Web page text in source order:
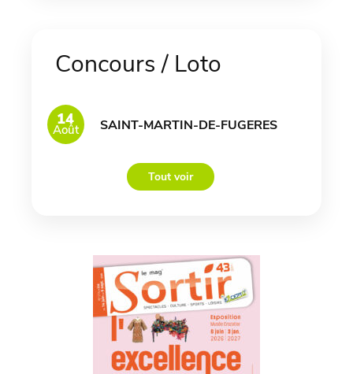
Concours / Loto
14
Août SAINT-MARTIN-DE-FUGERES
Tout voir